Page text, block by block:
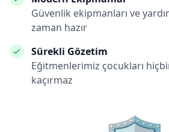
Güvenlik ekipmanları ve
zaman hazır
Sürekli Gözetim
Eğitmenlerimiz çocukları
kaçırmaz